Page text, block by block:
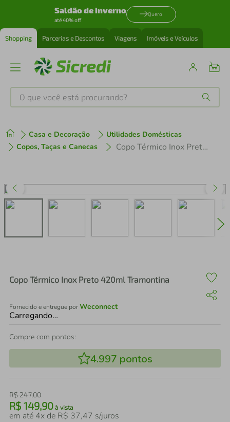
Saldão de inverno
até 40% off
Quero
Shopping Parcerias e Descontos Viagens Imóveis e Veículos
O que você está procurando?
Casa e Decoração
Utilidades Domésticas
Copos, Taças e Canecas
Copo Térmico Inox Preto 420ml Tramontina
Copo Térmico Inox Preto 420ml Tramontina
Fornecido e entregue porWeconnect
Carregando…
Compre com pontos:
4.997 pontos
R$247,00
R$ 149,90 à vista
em até 4x de R$ 37,47 s/juros
1º tenis
3º perfume